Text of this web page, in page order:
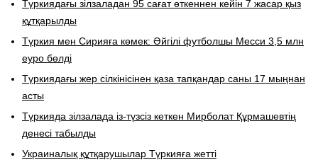
Түркиядағы зілзаладан 95 сағат өткеннен кейін 7 жасар қыз
құтқарылды
Түркия мен Сирияға көмек: Әйгілі футболшы Месси 3,5 млн
еуро бөлді
Түркиядағы жер сілкінісінен қаза тапқандар саны 17 мыңнан
асты
Түркияда зілзалада із-түзсіз кеткен Мирболат Құрмашевтің
денесі табылды
Украиналық құтқарушылар Түркияға жетті